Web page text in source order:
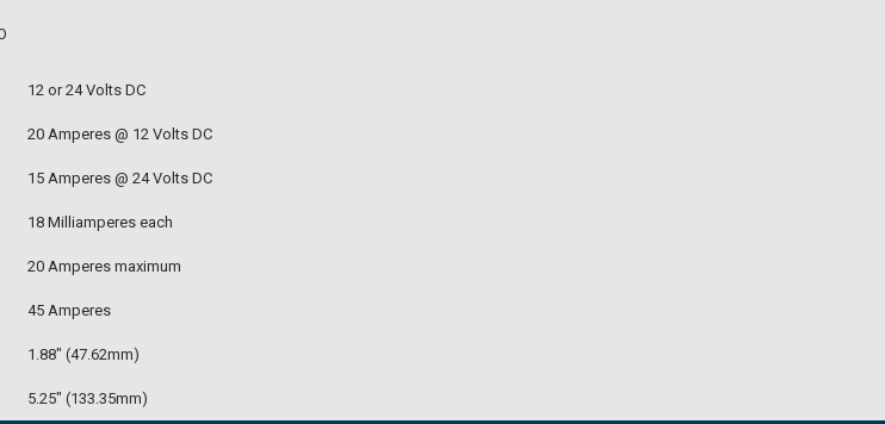
12 or 24 Volts DC
20 Amperes @ 12 Volts DC
15 Amperes @ 24 Volts DC
18 Milliamperes each
20 Amperes maximum
45 Amperes
1.88" (47.62mm)
5.25" (133.35mm)